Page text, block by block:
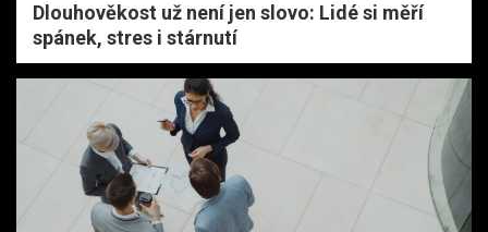
Dlouhověkost už není jen slovo: Lidé si měří
spánek, stres i stárnutí